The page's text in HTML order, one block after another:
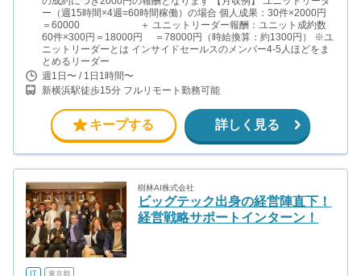
ー（週15時間×4週=60時間稼働）の場合 個人成果：30件×2000円
＝60000 ＋ ユニットリーダー報酬：ユニット成約数
60件×300円＝18000円 ＝78000円（時給換算：約1300円） ※ユ
ニットリーダーとは インサイドセールスのメンバー4-5人ほどをま
とめるリーダー
週1日〜 / 1日1時間〜
新横浜駅徒歩15分 フルリモート勤務可能
キープする 詳しく見る
樹林AI株式会社
ビッグテック出身の経営陣直下！
経営戦略サポートインターン！
IT 東京都